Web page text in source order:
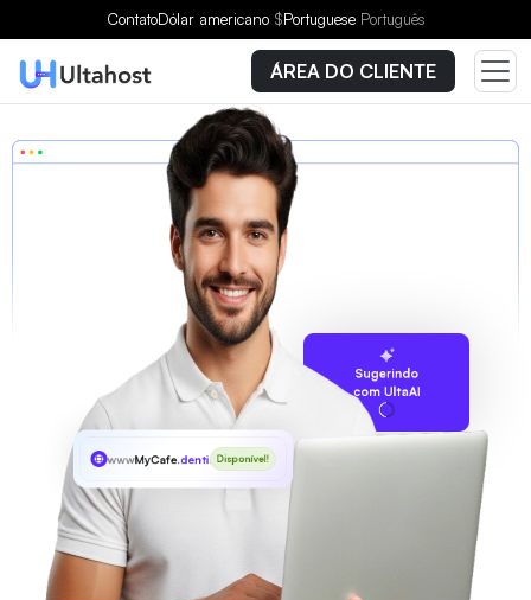
ContatoDólar americano $Portuguese Português
ÁREA DO CLIENTE
Sugerindo
com UltaAI
wwwMyCafe.dentistDisponível!